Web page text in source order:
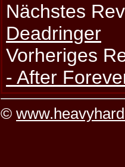
Nächstes
Deadringer
Vorheriges
- After
©